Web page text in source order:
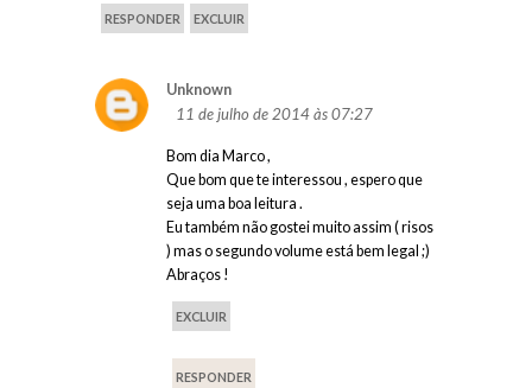
RESPONDER EXCLUIR
Unknown
11 de julho de 2014 às 07:27
Bom dia Marco ,
Que bom que te interessou , espero que
seja uma boa leitura .
Eu também não gostei muito assim ( risos
) mas o segundo volume está bem legal ;)
Abraços !
EXCLUIR
RESPONDER